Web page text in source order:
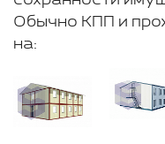
Обычно КПП и
на: